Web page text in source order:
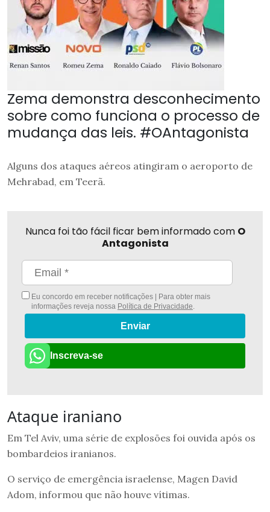
Zema demonstra desconhecimento
sobre como funciona o processo de
mudança das leis. #OAntagonista
Alguns dos ataques aéreos atingiram o aeroporto de
Mehrabad, em Teerã.
Nunca foi tão fácil ficar bem informado com O
Antagonista
Eu concordo em receber notificações | Para obter mais
informações reveja nossa Política de Privacidade.
Enviar
Inscreva-se
Ataque iraniano
Em Tel Aviv, uma série de explosões foi ouvida após os
bombardeios iranianos.
O serviço de emergência israelense, Magen David
Adom, informou que não houve vítimas.